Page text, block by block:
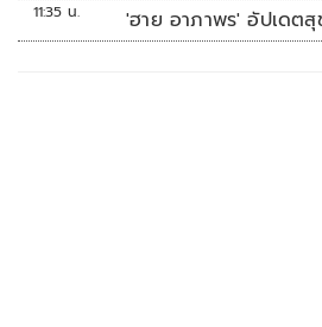
11:35 น. 'ฮาย อาภาพร' อัปเดต